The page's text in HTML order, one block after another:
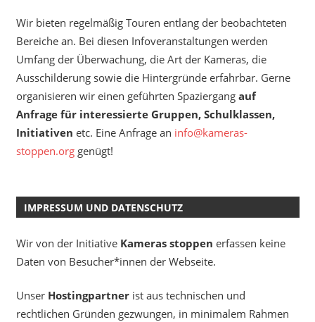
Wir bieten regelmäßig Touren entlang der beobachteten
Bereiche an. Bei diesen Infoveranstaltungen werden
Umfang der Überwachung, die Art der Kameras, die
Ausschilderung sowie die Hintergründe erfahrbar. Gerne
organisieren wir einen geführten Spaziergang auf
Anfrage für interessierte Gruppen, Schulklassen,
Initiativen etc. Eine Anfrage an info@kameras-
stoppen.orggenügt!
IMPRESSUM UND DATENSCHUTZ
Wir von der Initiative Kameras stoppen erfassen keine
Daten von Besucher*innen der Webseite.
Unser Hostingpartnerist aus technischen und
rechtlichen Gründen gezwungen, in minimalem Rahmen